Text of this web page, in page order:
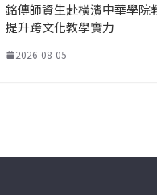
銘傳師資生赴橫濱中華學院
提升跨文化教學實力
2026-08-05